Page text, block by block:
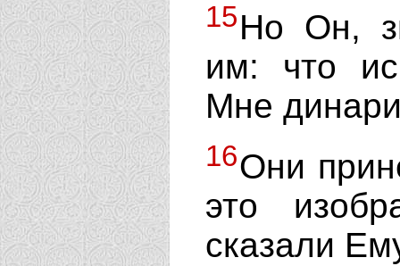
15Но Он,
им: что
Мне
16Они
это
сказали